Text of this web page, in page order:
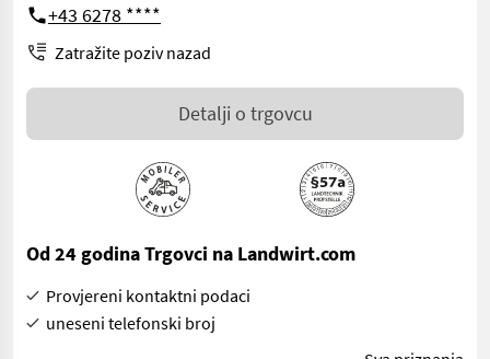
+43 6278 ****
Zatražite poziv nazad
Detalji o trgovcu
Od 24 godina Trgovci na Landwirt.com
Provjereni kontaktni podaci
uneseni telefonski broj